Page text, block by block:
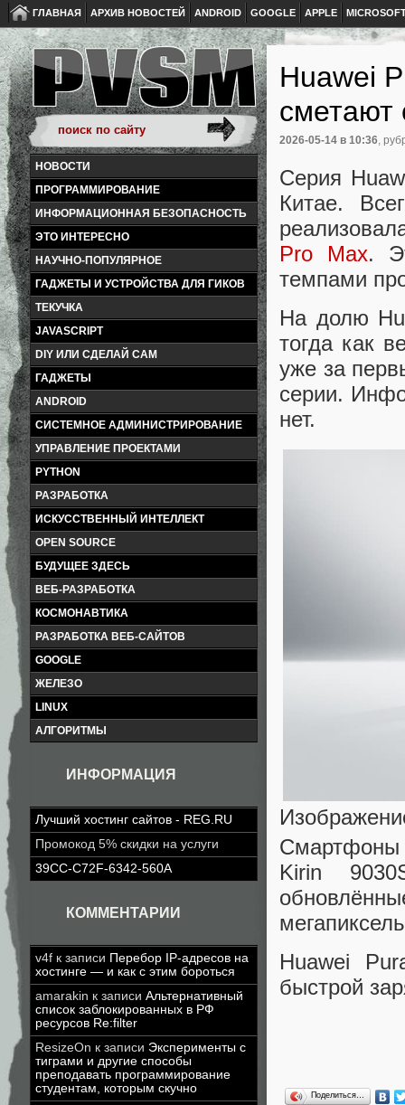
ГЛАВНАЯ АРХИВ НОВОСТЕЙ ANDROID GOOGLE APPLE
НОВОСТИ
ПРОГРАММИРОВАНИЕ
ИНФОРМАЦИОННАЯ БЕЗОПАСНОСТЬ
ЭТО ИНТЕРЕСНО
НАУЧНО-ПОПУЛЯРНОЕ
ГАДЖЕТЫ И УСТРОЙСТВА ДЛЯ ГИКОВ
ТЕКУЧКА
JAVASCRIPT
DIY ИЛИ СДЕЛАЙ САМ
ГАДЖЕТЫ
ANDROID
СИСТЕМНОЕ АДМИНИСТРИРОВАНИЕ
УПРАВЛЕНИЕ ПРОЕКТАМИ
PYTHON
РАЗРАБОТКА
ИСКУССТВЕННЫЙ ИНТЕЛЛЕКТ
OPEN SOURCE
БУДУЩЕЕ ЗДЕСЬ
ВЕБ-РАЗРАБОТКА
КОСМОНАВТИКА
РАЗРАБОТКА ВЕБ-САЙТОВ
GOOGLE
ЖЕЛЕЗО
LINUX
АЛГОРИТМЫ
ИНФОРМАЦИЯ
Лучший хостинг сайтов - REG.RU
Промокод 5% скидки на услуги
39CC-C72F-6342-560A
КОММЕНТАРИИ
v4f к записи Перебор IP-адресов на
хостинге — и как с этим бороться
amarakin к записи Альтернативный
список заблокированных в РФ
ресурсов Re:filter
ResizeOn к записи Эксперименты с
тиграми и другие способы
преподавать программирование
студентам, которым скучно
Huawei
сметают
2026-05-14 в 10:36,
Серия
Китае.
Pro Max.
темпами
На долю
тогда как
уже за
серии.
нет.
Смартфоны
Kirin
Huawei
быстрой
Поделиться…